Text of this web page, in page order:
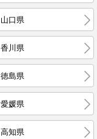
山口県
香川県
徳島県
愛媛県
高知県